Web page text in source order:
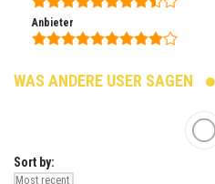
Anbieter
WAS ANDERE USER SAGEN
Sort by: